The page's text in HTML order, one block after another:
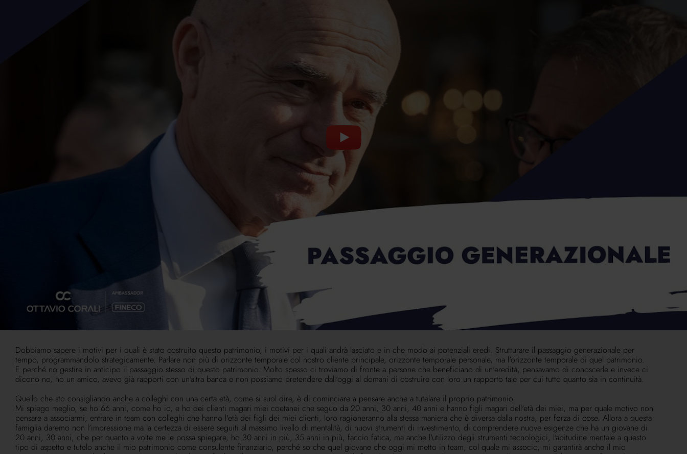
Ciao, sono Ottavio, Ottavio Corali, oggi voglio parlarvi di aspetti non sempre considerati nel passaggio generazionale.
Siamo di fronte a un momento epocale per le somme che passeranno da una generazione all'altra e chi lavora in questo settore lo sa perfettamente. Come fare in modo di invertire il trend
che vede statisticamente il 50 % del patrimonio del cliente che gestiamo nel momento in cui diventa questo cliente, come si dice tecnicamente, un de cuius, si perde. Prende strade diverse
rispetto a quelle che ci aspettavamo.
Un aspetto fondamentale è la relazione con quel cliente che storicamente abbiamo gestito, del quale gestiamo il patrimonio, e pensavamo e pensiamo che nel momento in cui dovesse
terminare la sua vita come è normale, che sia nel corso di quello che è un percorso che sappiamo dove l'unica certezza è che prima o poi finisce, bisogna attrezzarsi per tempo. Dobbiamo
entrare in famiglia, conoscere i figli, i potenziali eredi, ma non solo per uno scopo banalmente commerciale, per essere davvero il punto di riferimento dell'intera famiglia.
È una situazione complessa che ci impegna, ma è il nostro mestiere, è la nostra attività. Un buon professionista, un buon consulente finanziario deve conoscere la famiglia del suo cliente più
importante. Famiglia vuol dire che cosa fanno i figli? Conoscerli, aprire loro i rapporti.
Dobbiamo sapere i motivi per i quali è stato costruito questo patrimonio, i motivi per i quali andrà lasciato e in che modo ai potenziali eredi. Strutturare il passaggio generazionale per
tempo, programmandolo strategicamente. Parlare non più di orizzonte temporale col nostro cliente principale, orizzonte temporale personale, ma l'orizzonte temporale di quel patrimonio.
E perché no gestire in anticipo il passaggio stesso di questo patrimonio. Molto spesso ci troviamo di fronte a persone che beneficiano di un'eredità, pensavamo di conoscerle e invece ci
dicono no, ho un amico, avevo già rapporti con un'altra banca e non possiamo pretendere dall'oggi al domani di costruire con loro un rapporto tale per cui tutto quanto sia in continuità.
Quello che sto consigliando anche a colleghi con una certa età, come si suol dire, è di cominciare a pensare anche a tutelare il proprio patrimonio.
Mi spiego meglio, se ho 66 anni, come ho io, e ho dei clienti magari miei coetanei che seguo da 20 anni, 30 anni, 40 anni e hanno figli magari dell'età dei miei, ma per quale motivo non
pensare a associarmi, entrare in team con colleghi che hanno l'età dei figli dei miei clienti, loro ragioneranno alla stessa maniera che è diversa dalla nostra, per forza di cose. Allora a questa
famiglia daremo non l'impressione ma la certezza di essere seguiti al massimo livello di mentalità, di nuovi strumenti di investimento, di comprendere nuove esigenze che ha un giovane di
20 anni, 30 anni, che per quanto a volte me le possa spiegare, ho 30 anni in più, 35 anni in più, faccio fatica, ma anche l'utilizzo degli strumenti tecnologici, l'abitudine mentale a questo
tipo di aspetto e tutelo anche il mio patrimonio come consulente finanziario, perché so che quel giovane che oggi mi metto in team, col quale mi associo, mi garantirà anche il mio